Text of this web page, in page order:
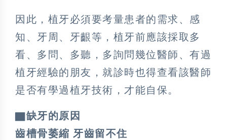
因此，植牙必須要考量患者的需求、感
知、牙周、牙齦等，植牙前應該採取多
看、多問、多聽，多詢問幾位醫師、有過
植牙經驗的朋友，就診時也得查看該醫師
是否有學過植牙技術，才能自保。
▇缺牙的原因
齒槽骨萎縮 牙齒留不住